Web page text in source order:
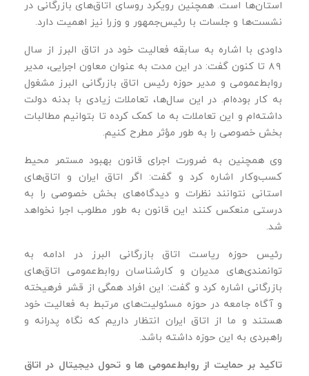
استان‌ها است. همچنین رویکرد روسای اتاق‌های بازرگانی در
نشست‌ها و جلسات با رئیس‌جمهور و وزرا نیز اهمیت دارد.
داودی با اشاره به سابقه فعالیت خود در اتاق البرز از سال
۸۹ تا کنون گفت: در این مدت به‌ عنوان معاون اجرایی، مدیر
روابط‌عمومی و مدیر حوزه رئیس اتاق بازرگانی البرز مشغول
به کار بوده‌ام. در این سال‌ها، تعاملات زیادی با بدنه دولت
داشته‌ام و این تعاملات به ما کمک کرده تا بتوانیم مطالبات
بخش خصوصی را به‌ طور مؤثر مطرح کنیم.
وی همچنین به ضرورت اجرای قانون بهبود مستمر محیط
کسب‌وکار اشاره کرد و گفت: اگر اتاق ایران و اتاق‌های
استانی نتوانند نظرات و دیدگاه‌های بخش خصوصی را به‌
درستی منعکس کنند این قانون به‌ طور مطلوب اجرا نخواهد
شد.
رئیس حوزه ریاست اتاق بازرگانی البرز در ادامه به
توانمندی‌های مدیران و کارشناسان روابط‌عمومی اتاق‌های
بازرگانی اشاره کرد و گفت: این افراد همگی از قشر فرهیخته
و آگاه جامعه در حوزه مسئولیت‌های مرتبط به فعالیت خود
هستند و ما از اتاق ایران انتظار داریم که نگاه پدرانه و
راهبردی به این حوزه داشته باشد.
تاکید بر حمایت از روابط‌عمومی ‌ها و تحول دیجیتال در اتاق